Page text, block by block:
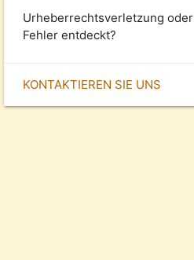
Urheberrechtsverletzung oder
Fehler entdeckt?
KONTAKTIEREN SIE UNS